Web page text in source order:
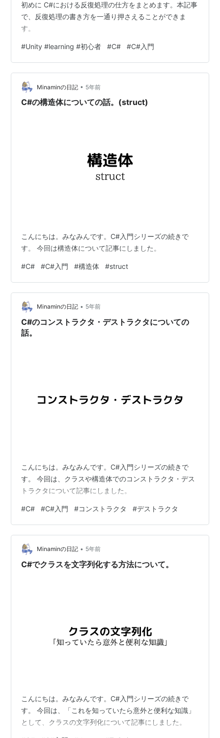
初めに C#における反復処理の仕方をまとめます。本記事
で、反復処理の書き方を一通り押さえることができま
す。
#Unity #learning #初心者 #C# #C#入門
Minaminの日記 • 5年前
C#の構造体についての話。(struct)
こんにちは。みなみんです。C#入門シリーズの続きで
す。 今回は構造体について記事にしました。
#C# #C#入門 #構造体 #struct
Minaminの日記 • 5年前
C#のコンストラクタ・デストラクタについての
話。
こんにちは。みなみんです。C#入門シリーズの続きで
す。 今回は、クラスや構造体でのコンストラクタ・デス
トラクタについて記事にしました。
#C# #C#入門 #コンストラクタ #デストラクタ
Minaminの日記 • 5年前
C#でクラスを文字列化する方法について。
こんにちは。みなみんです。C#入門シリーズの続きで
す。 今回は、「これを知っていたら意外と便利な知識」
として、クラスの文字列化について記事にしました。